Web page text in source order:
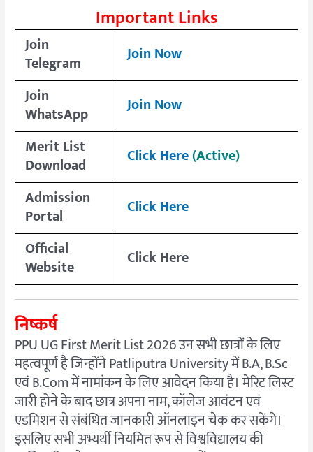
Important Links
Join
Telegram
Join Now
Join
WhatsApp
Join Now
Merit List
Download Click Here(Active)
Admission
Portal
Click Here
Official
Website Click Here
निष्कर्ष
PPU UG First Merit List 2026 उन सभी छात्रों के लिए
महत्वपूर्ण है जिन्होंने Patliputra University में B.A, B.Sc
एवं B.Com में नामांकन के लिए आवेदन किया है। मेरिट लिस्ट
जारी होने के बाद छात्र अपना नाम, कॉलेज आवंटन एवं
एडमिशन से संबंधित जानकारी ऑनलाइन चेक कर सकेंगे।
इसलिए सभी अभ्यर्थी नियमित रूप से विश्वविद्यालय की